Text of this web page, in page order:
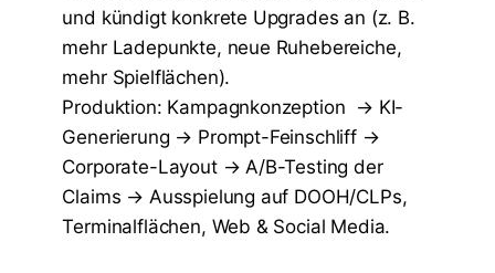
und kündigt konkrete Upgrades an (z. B.
mehr Ladepunkte, neue Ruhebereiche,
mehr Spielflächen).
Produktion: Kampagnkonzeption → KI-
Generierung → Prompt-Feinschliff →
Corporate-Layout → A/B-Testing der
Claims → Ausspielung auf DOOH/CLPs,
Terminalflächen, Web & Social Media.